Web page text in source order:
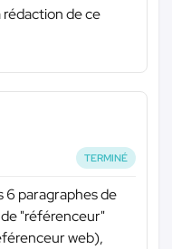
de ce
TERMINÉ
6 paragraphes de
"référenceur"
web),